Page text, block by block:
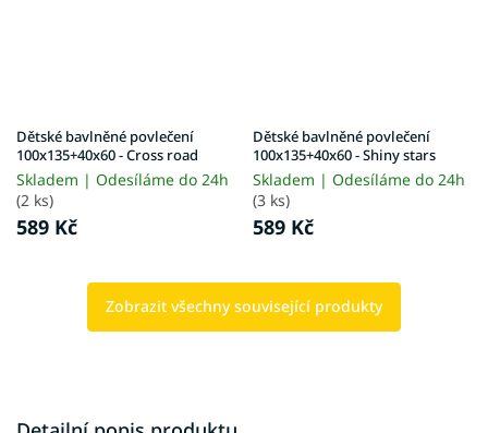
Dětské bavlněné povlečení
100x135+40x60 - Cross road
Skladem | Odesíláme do 24h
(2 ks)
589 Kč
Dětské bavlněné povlečení
100x135+40x60 - Shiny stars
Skladem | Odesíláme do 24h
(3 ks)
589 Kč
Zobrazit všechny související produkty